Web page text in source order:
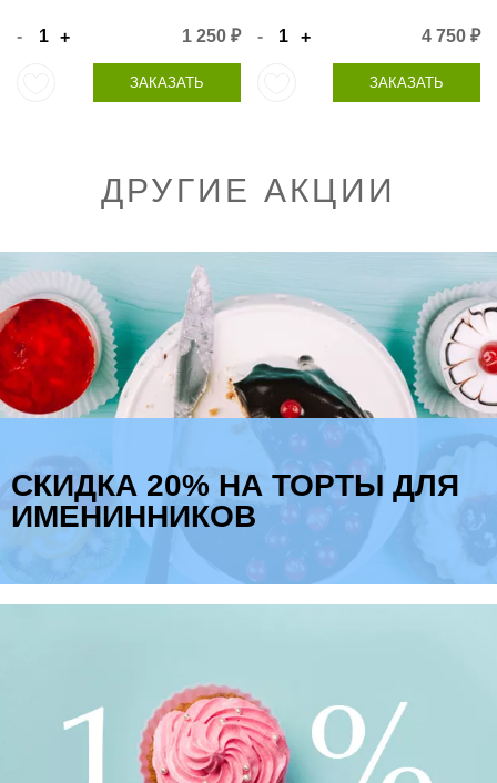
- + 1 250 ₽
ЗАКАЗАТЬ
- + 4 750 ₽
ЗАКАЗАТЬ
ДРУГИЕ АКЦИИ
СКИДКА 20% НА ТОРТЫ ДЛЯ
ИМЕНИННИКОВ